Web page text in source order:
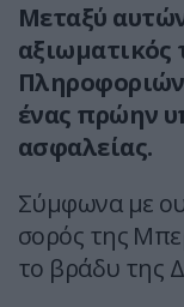
Μεταξύ
αξιωματικός
ένας πρώην
ασφαλείας.
Σύμφωνα με
σορός της
το βράδυ της